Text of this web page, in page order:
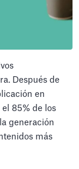
Después de
en
85% de los
generación
más